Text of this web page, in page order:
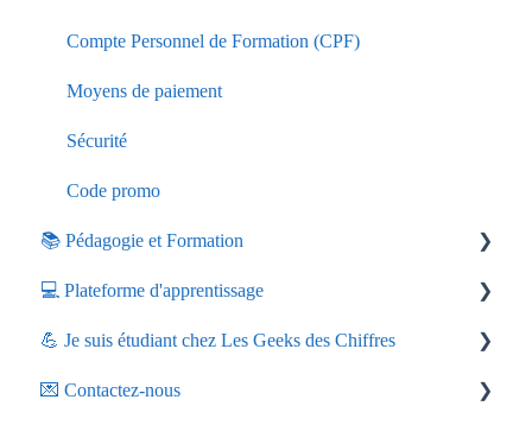
Compte Personnel de Formation (CPF)
Moyens de paiement
Sécurité
Code promo
📚 Pédagogie et Formation
Fonctionnement
Mise à jour des cours
Accompagnement
💻 Plateforme d'apprentissage
Accès
Un problème technique ?
💪 Je suis étudiant chez Les Geeks des Chiffres
Communauté des élèves Les Geeks des Chiffres
💌 Contactez-nous